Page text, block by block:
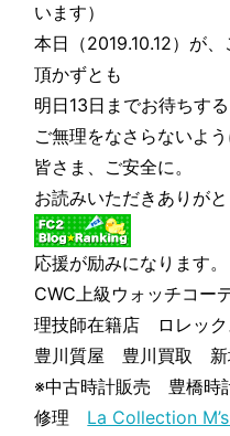
います）
本日（2019.10.12）が
頂かずとも
明日13日までお待ちす
ご無理をなさらないよ
皆さま、ご安全に。
お読みいただきありが
応援が励みになります。
CWC上級ウォッチコ
理技師在籍店 ロレック
豊川質屋 豊川買取
※中古時計販売 豊橋時
修理 La Collection